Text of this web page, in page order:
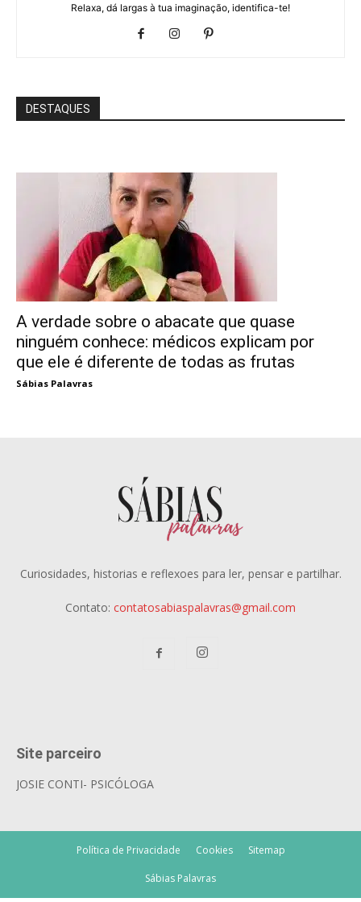
Relaxa, dá largas à tua imaginação, identifica-te!
DESTAQUES
A verdade sobre o abacate que quase
ninguém conhece: médicos explicam por
que ele é diferente de todas as frutas
Sábias Palavras
Curiosidades, historias e reflexoes para ler, pensar e partilhar.
Contato: contatosabiaspalavras@gmail.com
Site parceiro
JOSIE CONTI- PSICÓLOGA
Política de Privacidade Cookies Sitemap
Sábias Palavras